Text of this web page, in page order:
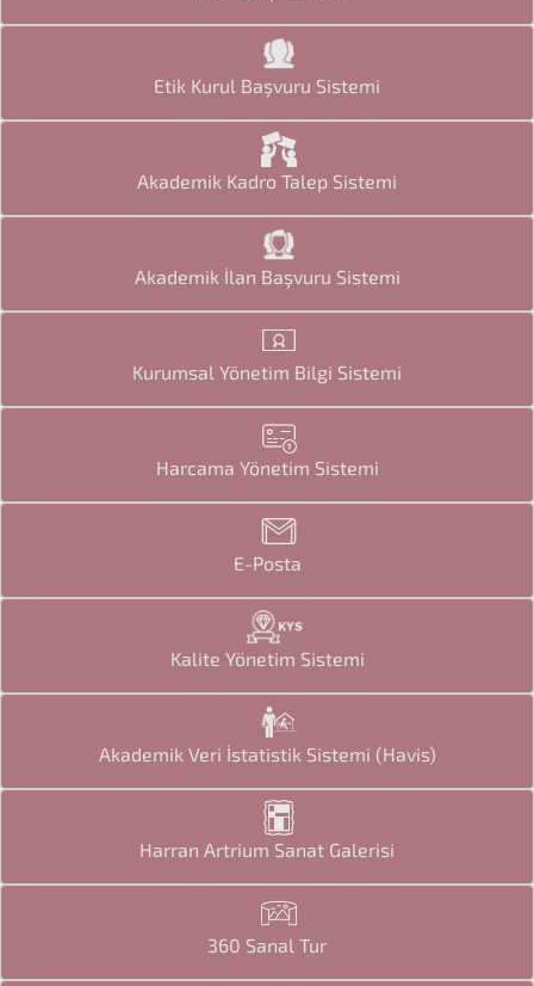
Etik Kurul Başvuru Sistemi
Akademik Kadro Talep Sistemi
Akademik İlan Başvuru Sistemi
Kurumsal Yönetim Bilgi Sistemi
Harcama Yönetim Sistemi
E-Posta
Kalite Yönetim Sistemi
Akademik Veri İstatistik Sistemi (Havis)
Harran Artrium Sanat Galerisi
360 Sanal Tur